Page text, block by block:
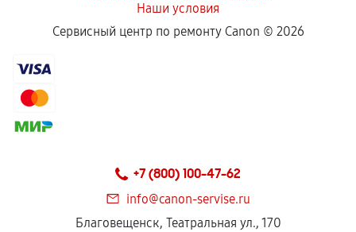
Наши условия
Сервисный центр по ремонту Canon © 2026
+7 (800) 100-47-62
info@canon-servise.ru
Благовещенск, Театральная ул., 170